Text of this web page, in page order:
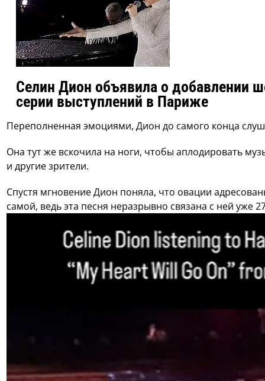
Селин Дион объявила о добавлении
серии выступлений в Париже
Переполненная эмоциями, Дион до самого конца
Она тут же вскочила на ноги, чтобы аплодировать
и другие зрители.
Спустя мгновение Дион поняла, что овации
самой, ведь эта песня неразрывно связана с ней уже